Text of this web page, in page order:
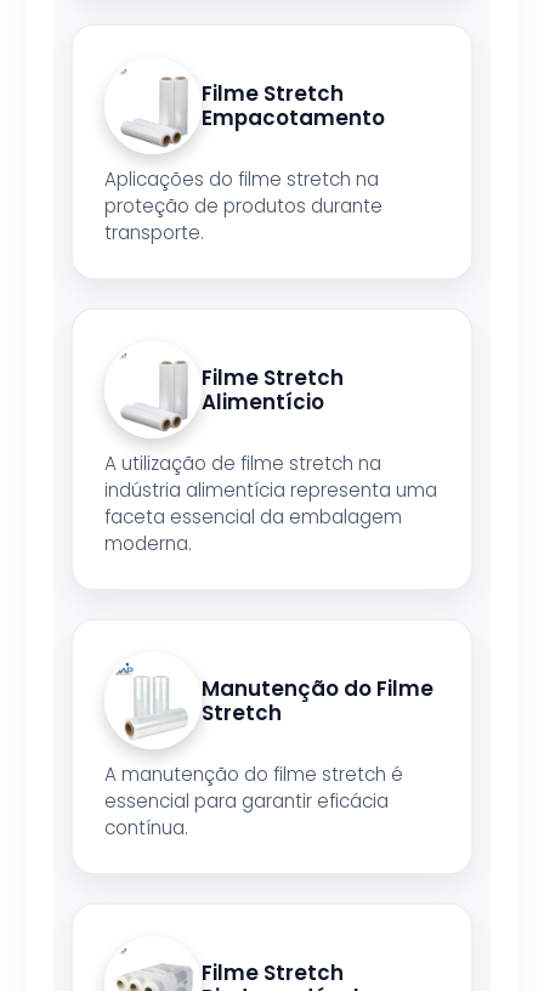
Filme Stretch
Empacotamento
Aplicações do filme stretch na
proteção de produtos durante
transporte.
Filme Stretch
Alimentício
A utilização de filme stretch na
indústria alimentícia representa uma
faceta essencial da embalagem
moderna.
Manutenção do Filme
Stretch
A manutenção do filme stretch é
essencial para garantir eficácia
contínua.
Filme Stretch